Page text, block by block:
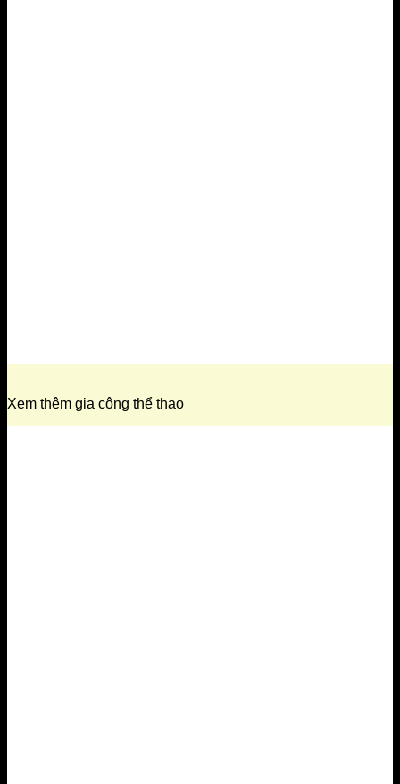
Xem thêm gia công thể thao